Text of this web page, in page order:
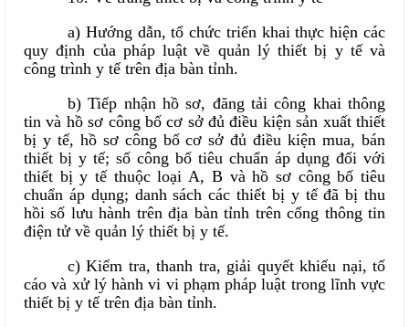
a) Hướng dẫn, tổ chức triển khai thực hiện các
quy định của pháp luật về quản lý thiết bị y tế và
công trình y tế trên địa bàn tỉnh.
b) Tiếp nhận hồ sơ, đăng tải công khai thông
tin và hồ sơ công bố cơ sở đủ điều kiện sản xuất thiết
bị y tế, hồ sơ công bố cơ sở đủ điều kiện mua, bán
thiết bị y tế; số công bố tiêu chuẩn áp dụng đối với
thiết bị y tế thuộc loại A, B và hồ sơ công bố tiêu
chuẩn áp dụng; danh sách các thiết bị y tế đã bị thu
hồi số lưu hành trên địa bàn tỉnh trên cổng thông tin
điện tử về quản lý thiết bị y tế.
c) Kiểm tra, thanh tra, giải quyết khiếu nại, tố
cáo và xử lý hành vi vi phạm pháp luật trong lĩnh vực
thiết bị y tế trên địa bàn tỉnh.